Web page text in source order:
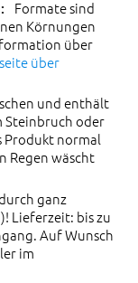
Formate sind
Körnungen
über
über
und enthält
Steinbruch oder
Produkt normal
Regen wäscht
ganz
Lieferzeit: bis zu
Auf Wunsch
im